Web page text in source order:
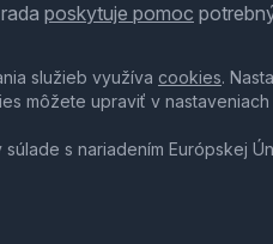
poskytuje pomoc
služieb využíva cookies.
môžete upraviť v nastaveniach
s nariadením Európskej